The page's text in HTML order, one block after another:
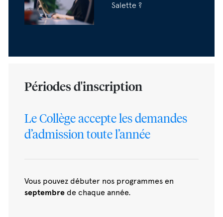
Salette ?
Périodes d'inscription
Le Collège accepte les demandes
d’admission toute l’année
Vous pouvez débuter nos programmes en
septembre de chaque année.